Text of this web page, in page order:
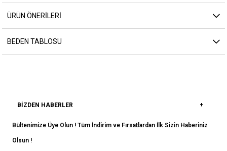
ÜRÜN ÖNERILERI
BEDEN TABLOSU
BIZDEN HABERLER
Bültenimize Üye Olun ! Tüm İndirim ve Fırsatlardan İlk Sizin Haberiniz
Olsun !